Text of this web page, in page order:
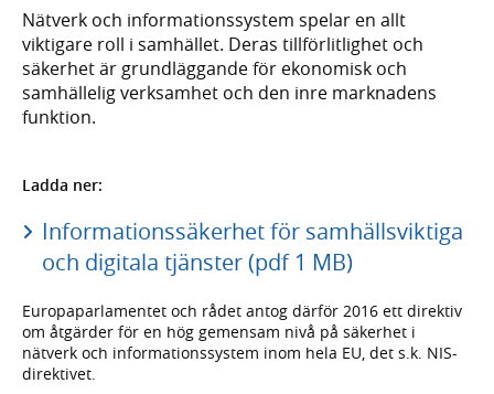
Nätverk och informationssystem spelar en allt
viktigare roll i samhället. Deras tillförlitlighet och
säkerhet är grundläggande för ekonomisk och
samhällelig verksamhet och den inre marknadens
funktion.
Ladda ner:
Informationssäkerhet för samhällsviktiga
och digitala tjänster (pdf 1 MB)
Europaparlamentet och rådet antog därför 2016 ett direktiv
om åtgärder för en hög gemensam nivå på säkerhet i
nätverk och informationssystem inom hela EU, det s.k. NIS-
direktivet.